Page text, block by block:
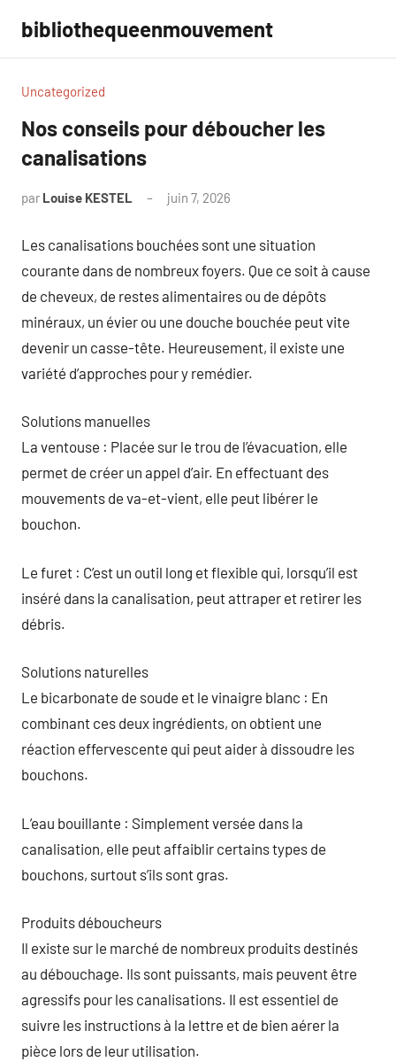
contenu
bibliothequeenmouvement
Uncategorized
Nos conseils pour déboucher les
canalisations
par Louise KESTEL juin 7, 2026
Les canalisations bouchées sont une situation
courante dans de nombreux foyers. Que ce soit à cause
de cheveux, de restes alimentaires ou de dépôts
minéraux, un évier ou une douche bouchée peut vite
devenir un casse-tête. Heureusement, il existe une
variété d’approches pour y remédier.
Solutions manuelles
La ventouse : Placée sur le trou de l’évacuation, elle
permet de créer un appel d’air. En effectuant des
mouvements de va-et-vient, elle peut libérer le
bouchon.
Le furet : C’est un outil long et flexible qui, lorsqu’il est
inséré dans la canalisation, peut attraper et retirer les
débris.
Solutions naturelles
Le bicarbonate de soude et le vinaigre blanc : En
combinant ces deux ingrédients, on obtient une
réaction effervescente qui peut aider à dissoudre les
bouchons.
L’eau bouillante : Simplement versée dans la
canalisation, elle peut affaiblir certains types de
bouchons, surtout s’ils sont gras.
Produits déboucheurs
Il existe sur le marché de nombreux produits destinés
au débouchage. Ils sont puissants, mais peuvent être
agressifs pour les canalisations. Il est essentiel de
suivre les instructions à la lettre et de bien aérer la
pièce lors de leur utilisation.